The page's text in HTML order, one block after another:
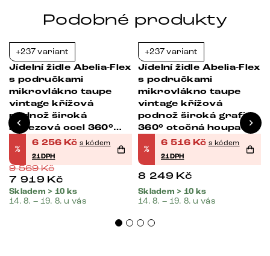
Podobné produkty
+237 variant
Jídelní židle Abelia-Flex
s područkami
mikrovlákno taupe
vintage křížová
podnož široká
nerezová ocel 360°
otočná houpací
funkce
%
6 256 Kč s kódem
21DPH
9 569Kč
7 919 Kč
Skladem > 10 ks
14. 8. – 19. 8. u vás
+237 variant
Jídelní židle Abelia-Flex
s područkami
mikrovlákno taupe
vintage křížová
podnož široká grafit
360° otočná houpací
funkce
%
6 516 Kč s kódem
21DPH
8 249 Kč
Skladem > 10 ks
14. 8. – 19. 8. u vás